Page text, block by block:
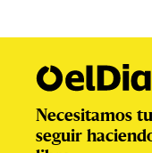
Necesitamos
seguir